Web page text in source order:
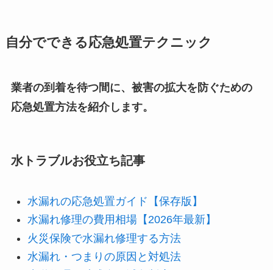
自分でできる応急処置テクニック
業者の到着を待つ間に、被害の拡大を防ぐための
応急処置方法を紹介します。
水トラブルお役立ち記事
水漏れの応急処置ガイド【保存版】
水漏れ修理の費用相場【2026年最新】
火災保険で水漏れ修理する方法
水漏れ・つまりの原因と対処法